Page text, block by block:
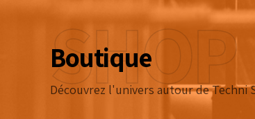
Boutique
SHOP
Découvrez l'univers autour de Techni